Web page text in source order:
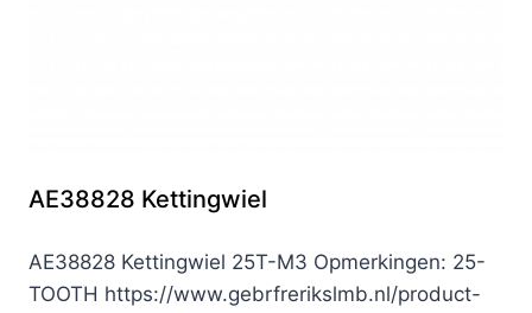
AE38828 Kettingwiel
AE38828 Kettingwiel 25T-M3 Opmerkingen: 25-
TOOTH https://www.gebrfrerikslmb.nl/product-